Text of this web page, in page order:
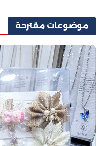
موضوعات مقترحة